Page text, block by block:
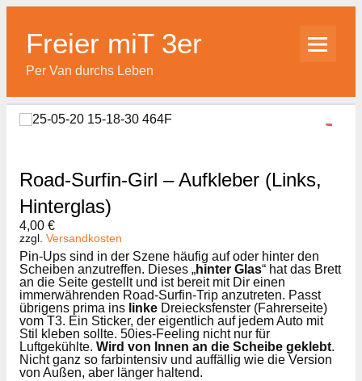
Skip
contentFreier miT 3er
Per Van durchs Leben
Road-Surfin-Girl – Aufkleber (Links,
Hinterglas)
4,00 €
zzgl. Versandkosten
Pin-Ups sind in der Szene häufig auf oder hinter den
Scheiben anzutreffen. Dieses „hinter Glas“ hat das Brett
an die Seite gestellt und ist bereit mit Dir einen
immerwährenden Road-Surfin-Trip anzutreten. Passt
übrigens prima ins linke Dreiecksfenster (Fahrerseite)
vom T3. Ein Sticker, der eigentlich auf jedem Auto mit
Stil kleben sollte. 50ies-Feeling nicht nur für
Luftgekühlte. Wird von Innen an die Scheibe geklebt.
Nicht ganz so farbintensiv und auffällig wie die Version
von Außen, aber länger haltend.